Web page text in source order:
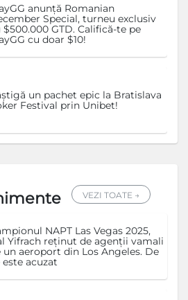
anunță Romanian
Special, turneu exclusiv
$500.000 GTD. Califică-te pe
cu doar $10!
un pachet epic la Bratislava
Festival prin Unibet!
VEZI TOATE →
NAPT Las Vegas 2025,
Yifrach reținut de agenții vamali
un aeroport din Los Angeles. De
este acuzat